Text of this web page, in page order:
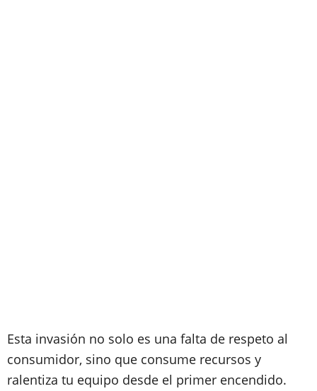
Esta invasión no solo es una falta de respeto al
consumidor, sino que consume recursos y
ralentiza tu equipo desde el primer encendido.